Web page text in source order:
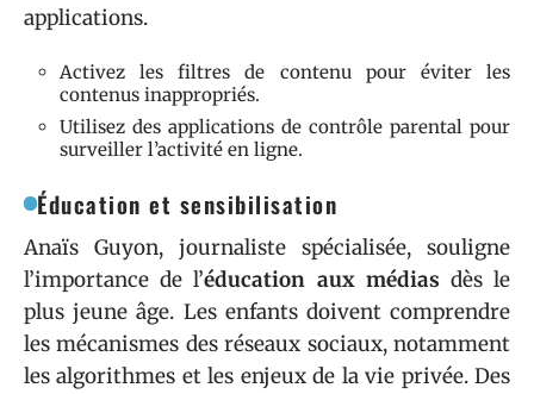
applications.
Activez les filtres de contenu pour éviter les
contenus inappropriés.
Utilisez des applications de contrôle parental pour
surveiller l’activité en ligne.
Éducation et sensibilisation
Anaïs Guyon, journaliste spécialisée, souligne
l’importance de l’éducation aux médias dès le
plus jeune âge. Les enfants doivent comprendre
les mécanismes des réseaux sociaux, notamment
les algorithmes et les enjeux de la vie privée. Des